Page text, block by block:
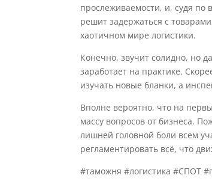
прослеживаемости, и, судя по
решит задержаться с
хаотичном мире логистики.
Конечно, звучит солидно, но
заработает на практике.
изучать новые бланки, а
Вполне вероятно, что на
массу вопросов от бизнеса.
лишней головной боли всем
регламентировать всё, что
#таможня #логистика #СПОТ